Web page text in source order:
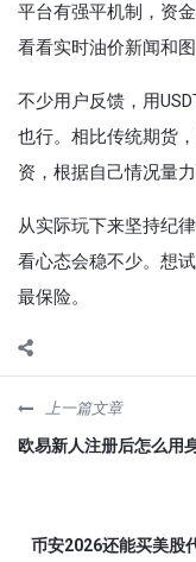
平台有强平机制，资
看看实时油价新闻和
不少用户反馈，用
也行。相比传统期货
资，根据自己情况量力
从实际玩下来坚持纪
看心态会稳不少。想
最保险。
上一篇文章
欧易新人注册后怎么用
币安2026还能买美股